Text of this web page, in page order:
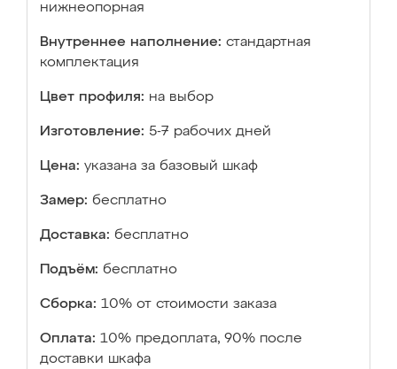
нижнеопорная
Внутреннее наполнение: стандартная
комплектация
Цвет профиля: на выбор
Изготовление: 5-7 рабочих дней
Цена: указана за базовый шкаф
Замер: бесплатно
Доставка: бесплатно
Подъём: бесплатно
Сборка: 10% от стоимости заказа
Оплата: 10% предоплата, 90% после
доставки шкафа